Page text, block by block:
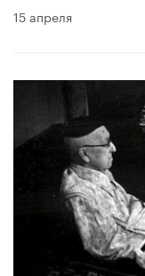
15 апреля